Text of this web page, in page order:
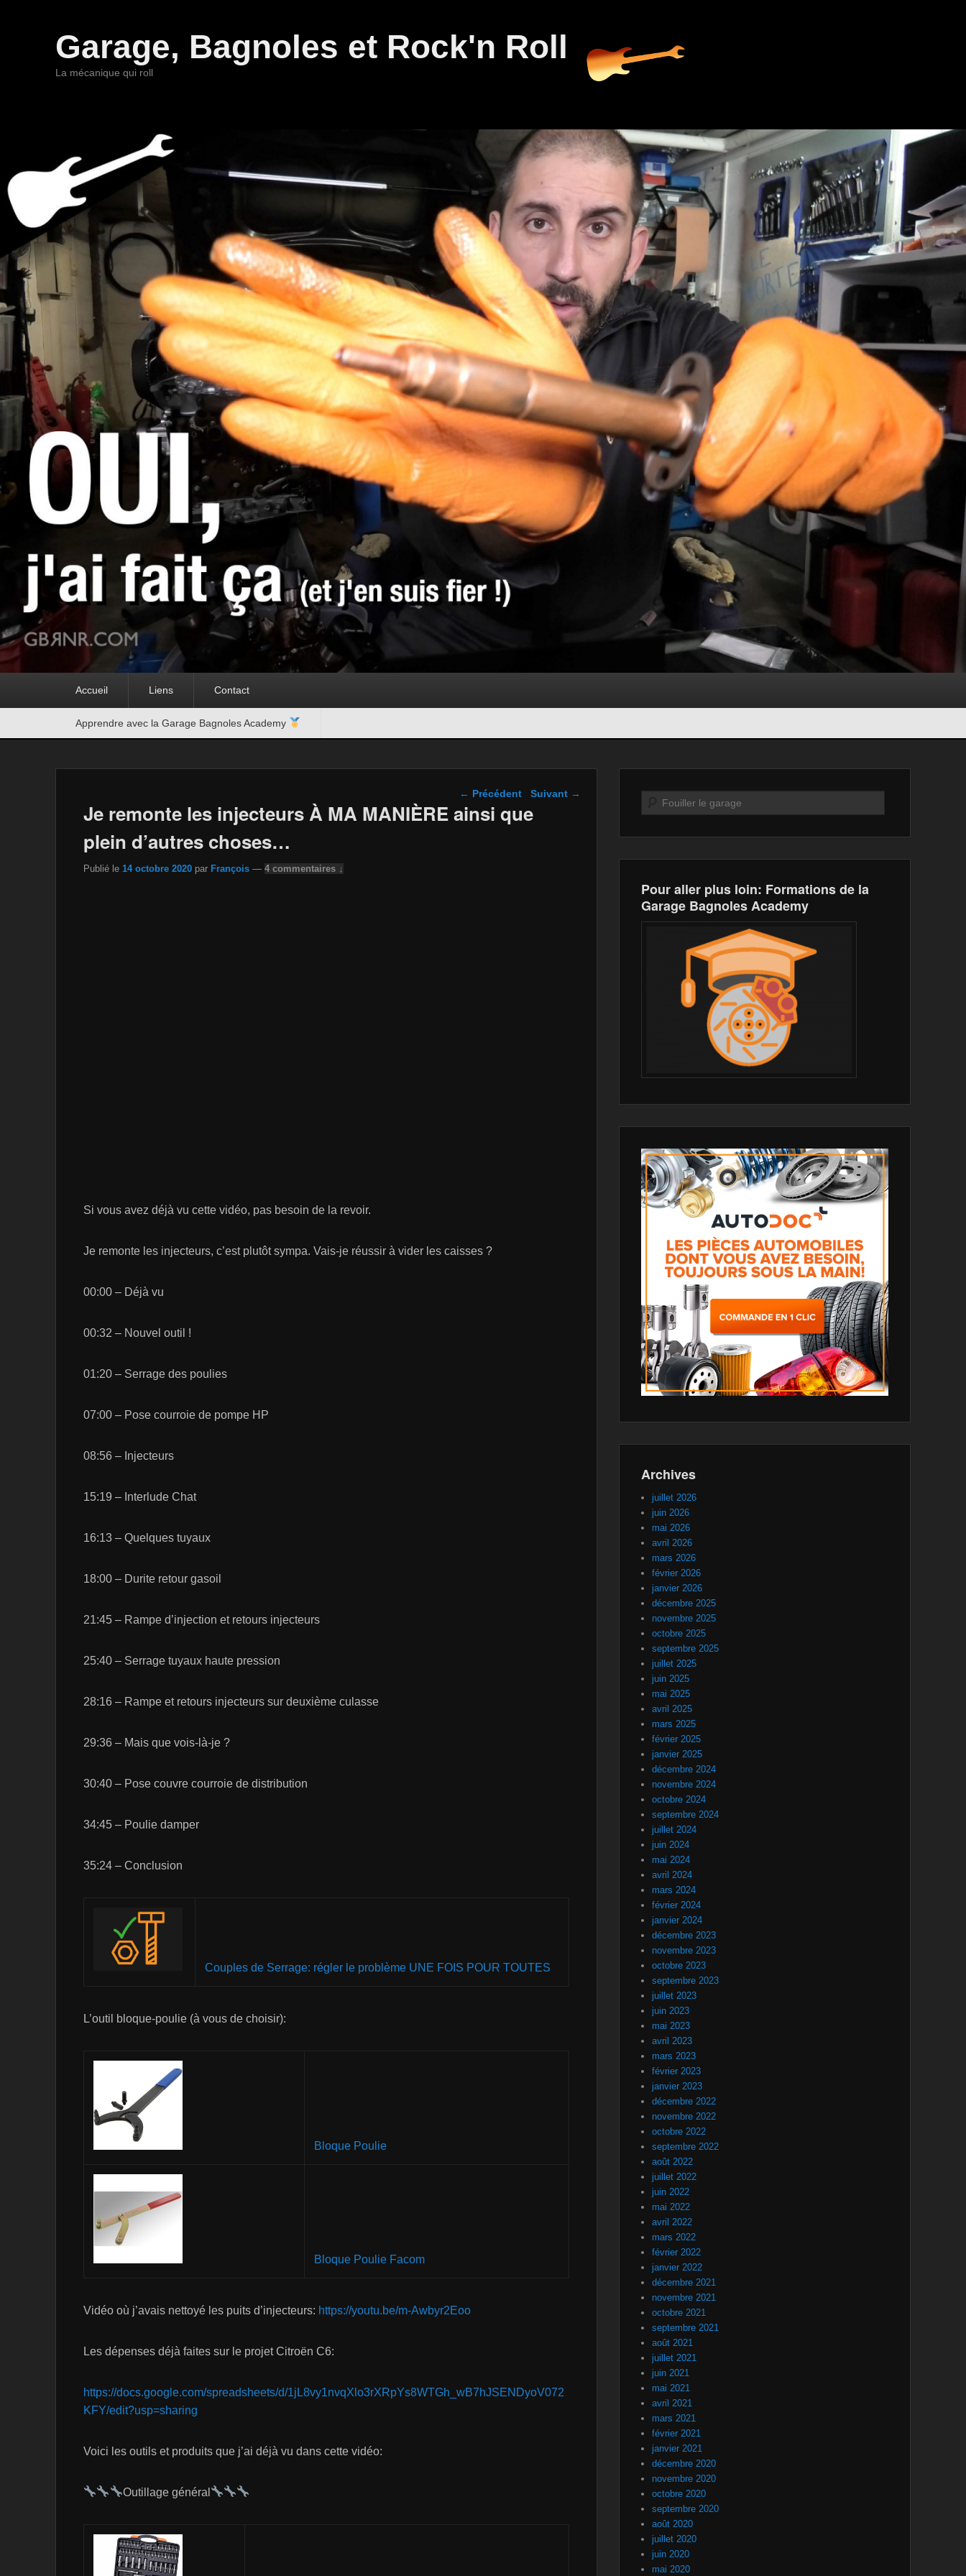
Garage, Bagnoles et Rock'n Roll
La mécanique qui roll
Accueil Liens Contact
Apprendre avec la Garage Bagnoles Academy
Navigation dans les
← Précédent Suivant →
Je remonte les injecteurs À MA MANIÈRE ainsi que
plein d’autres choses…
Publié le 14 octobre 2020 par François — 4 commentaires ↓
Si vous avez déjà vu cette vidéo, pas besoin de la revoir.
Je remonte les injecteurs, c’est plutôt sympa. Vais-je réussir à vider les caisses ?
00:00 – Déjà vu
00:32 – Nouvel outil !
01:20 – Serrage des poulies
07:00 – Pose courroie de pompe HP
08:56 – Injecteurs
15:19 – Interlude Chat
16:13 – Quelques tuyaux
18:00 – Durite retour gasoil
21:45 – Rampe d’injection et retours injecteurs
25:40 – Serrage tuyaux haute pression
28:16 – Rampe et retours injecteurs sur deuxième culasse
29:36 – Mais que vois-là-je ?
30:40 – Pose couvre courroie de distribution
34:45 – Poulie damper
35:24 – Conclusion
Couples de Serrage: régler le problème UNE FOIS POUR TOUTES
L’outil bloque-poulie (à vous de choisir):
Bloque Poulie
Bloque Poulie Facom
Vidéo où j’avais nettoyé les puits d’injecteurs: https://youtu.be/m-Awbyr2Eoo
Les dépenses déjà faites sur le projet Citroën C6:
https://docs.google.com/spreadsheets/d/1jL8vy1nvqXlo3rXRpYs8WTGh_wB7hJSENDyoV072
KFY/edit?usp=sharing
Voici les outils et produits que j’ai déjà vu dans cette vidéo:
Outillage général
Recherche
Pour aller plus loin: Formations de la
Garage Bagnoles Academy
Archives
juillet 2026
juin 2026
mai 2026
avril 2026
mars 2026
février 2026
janvier 2026
décembre 2025
novembre 2025
octobre 2025
septembre 2025
juillet 2025
juin 2025
mai 2025
avril 2025
mars 2025
février 2025
janvier 2025
décembre 2024
novembre 2024
octobre 2024
septembre 2024
juillet 2024
juin 2024
mai 2024
avril 2024
mars 2024
février 2024
janvier 2024
décembre 2023
novembre 2023
octobre 2023
septembre 2023
juillet 2023
juin 2023
mai 2023
avril 2023
mars 2023
février 2023
janvier 2023
décembre 2022
novembre 2022
octobre 2022
septembre 2022
août 2022
juillet 2022
juin 2022
mai 2022
avril 2022
mars 2022
février 2022
janvier 2022
décembre 2021
novembre 2021
octobre 2021
septembre 2021
août 2021
juillet 2021
juin 2021
mai 2021
avril 2021
mars 2021
février 2021
janvier 2021
décembre 2020
novembre 2020
octobre 2020
septembre 2020
août 2020
juillet 2020
juin 2020
mai 2020